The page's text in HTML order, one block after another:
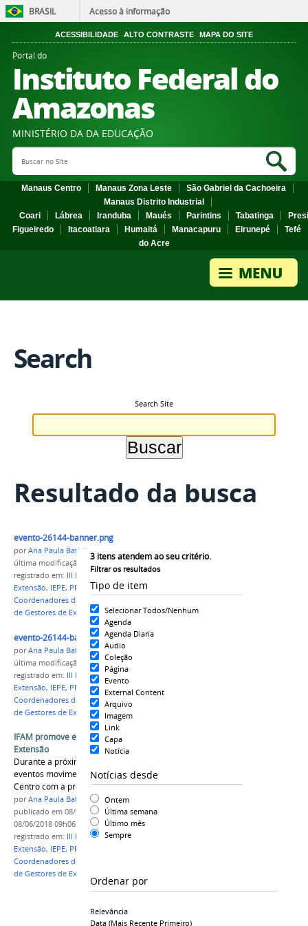
BRASIL Acesso à informação
ACESSIBILIDADE ALTO CONTRASTE MAPA DO SITE
Portal do
Instituto Federal do
Amazonas
MINISTÉRIO DA DA EDUCAÇÃO
Search Site
Manaus Centro Manaus Zona Leste
São Gabriel da Cachoeira
Manaus Distrito Industrial
Coari
Lábrea Iranduba Maués Parintins Tabatinga
Figueiredo
Itacoatiara Humaitá Manacapuru Eirunepé
Tefé
do Acre
Search
Search Site
Resultado da busca
3 itens atendem ao seu critério.
Filtrar os resultados
Tipo de item
Selecionar Todos/Nenhum
Agenda
Agenda Diaria
Audio
Coleção
Página
Evento
External Content
Arquivo
Imagem
Link
Capa
Notícia
Notícias desde
Ontem
Última semana
Último mês
Sempre
Ordenar por
Relevância
Data (mais Recente Primeiro)
evento-26144-banner.png
porAna Paula Batista
última modificação
em 08/06/2018 09h00
registrado em: III Encontro de Integração, Pesquisa e
Extensão, IEPE, PROEX , Encontro dos
Coordenadores de Estágio e Egressos
de Gestores de Extensão
evento-26144-banner.png
porAna Paula Batista
última modificação
em 08/06/2018 09h06
registrado em: III Encontro de Integração, Pesquisa e
Extensão, IEPE, PROEX,Encontro dos
Coordenadores de Estágio e Egressos
de Gestores de Extensão
IFAM promove evento de Ensino, Pesquisa e
Extensão
Durante a próxima semana, três grandes
eventos movimentarão o Campus Manaus
Centro com a presença de outros IFs.
porAna Paula Batista
publicado em 08/06/2018 —última modificação
08/06/2018 09h06
registrado em: III Encontro de Integração, Pesquisa e
Extensão, IEPE, PROEX
Coordenadores de Estágio e Egressos
de Gestores de Extensão